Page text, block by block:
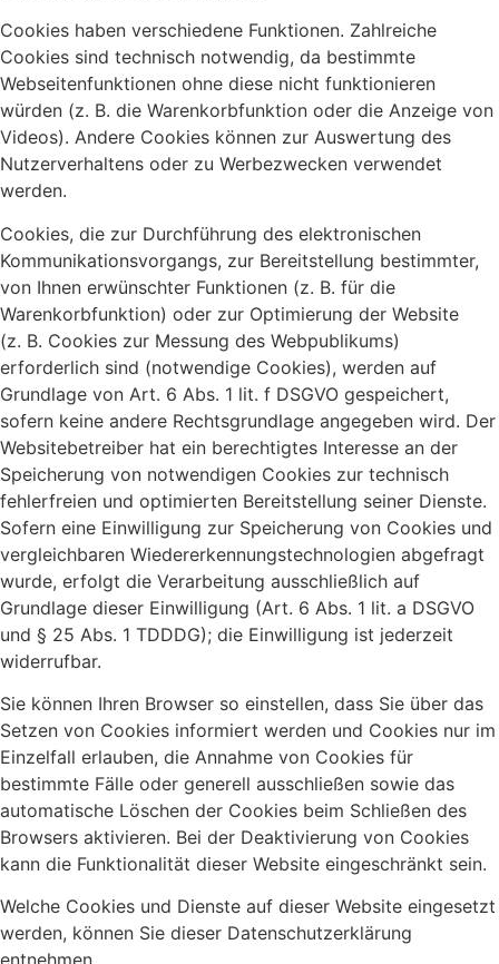
Cookies haben verschiedene Funktionen. Zahlreiche
Cookies sind technisch notwendig, da bestimmte
Webseitenfunktionen ohne diese nicht funktionieren
würden (z. B. die Warenkorbfunktion oder die Anzeige von
Videos). Andere Cookies können zur Auswertung des
Nutzerverhaltens oder zu Werbezwecken verwendet
werden.
Cookies, die zur Durchführung des elektronischen
Kommunikationsvorgangs, zur Bereitstellung bestimmter,
von Ihnen erwünschter Funktionen (z. B. für die
Warenkorbfunktion) oder zur Optimierung der Website
(z. B. Cookies zur Messung des Webpublikums)
erforderlich sind (notwendige Cookies), werden auf
Grundlage von Art. 6 Abs. 1 lit. f DSGVO gespeichert,
sofern keine andere Rechtsgrundlage angegeben wird. Der
Websitebetreiber hat ein berechtigtes Interesse an der
Speicherung von notwendigen Cookies zur technisch
fehlerfreien und optimierten Bereitstellung seiner Dienste.
Sofern eine Einwilligung zur Speicherung von Cookies und
vergleichbaren Wiedererkennungstechnologien abgefragt
wurde, erfolgt die Verarbeitung ausschließlich auf
Grundlage dieser Einwilligung (Art. 6 Abs. 1 lit. a DSGVO
und § 25 Abs. 1 TDDDG); die Einwilligung ist jederzeit
widerrufbar.
Sie können Ihren Browser so einstellen, dass Sie über das
Setzen von Cookies informiert werden und Cookies nur im
Einzelfall erlauben, die Annahme von Cookies für
bestimmte Fälle oder generell ausschließen sowie das
automatische Löschen der Cookies beim Schließen des
Browsers aktivieren. Bei der Deaktivierung von Cookies
kann die Funktionalität dieser Website eingeschränkt sein.
Welche Cookies und Dienste auf dieser Website eingesetzt
werden, können Sie dieser Datenschutzerklärung